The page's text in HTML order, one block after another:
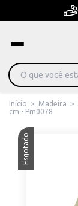
Início > Madeira >
cm - Pm0078
Esgotado